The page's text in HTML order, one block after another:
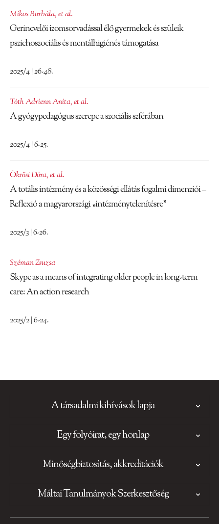
Mikos Borbála,et al.
Gerincvelői izomsorvadással élő gyermekek és szüleik
pszichoszociális és mentálhigiénés támogatása
2025/4 | 26-48.
Tóth Adrienn Anita,et al.
A gyógypedagógus szerepe a szociális szférában
2025/4 | 6-25.
Ökrösi Dóra,et al.
A totális intézmény és a közösségi ellátás fogalmi dimenziói –
Reflexió a magyarországi „intézménytelenítésre”
2025/3 | 6-26.
Széman Zsuzsa
Skype as a means of integrating older people in long-term
care: An action research
2025/2 | 6-24.
A társadalmi kihívások lapja
Egy folyóirat, egy honlap
Minőségbiztosítás, akkreditációk
Máltai Tanulmányok Szerkesztőség